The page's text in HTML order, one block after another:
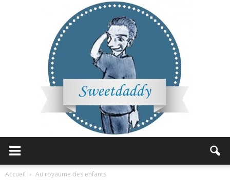
Accueil Au royaume des enfants